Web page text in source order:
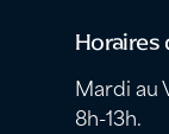
Horaires
Mardi au
8h-13h.